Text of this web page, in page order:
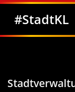
Social Media
#StadtKL